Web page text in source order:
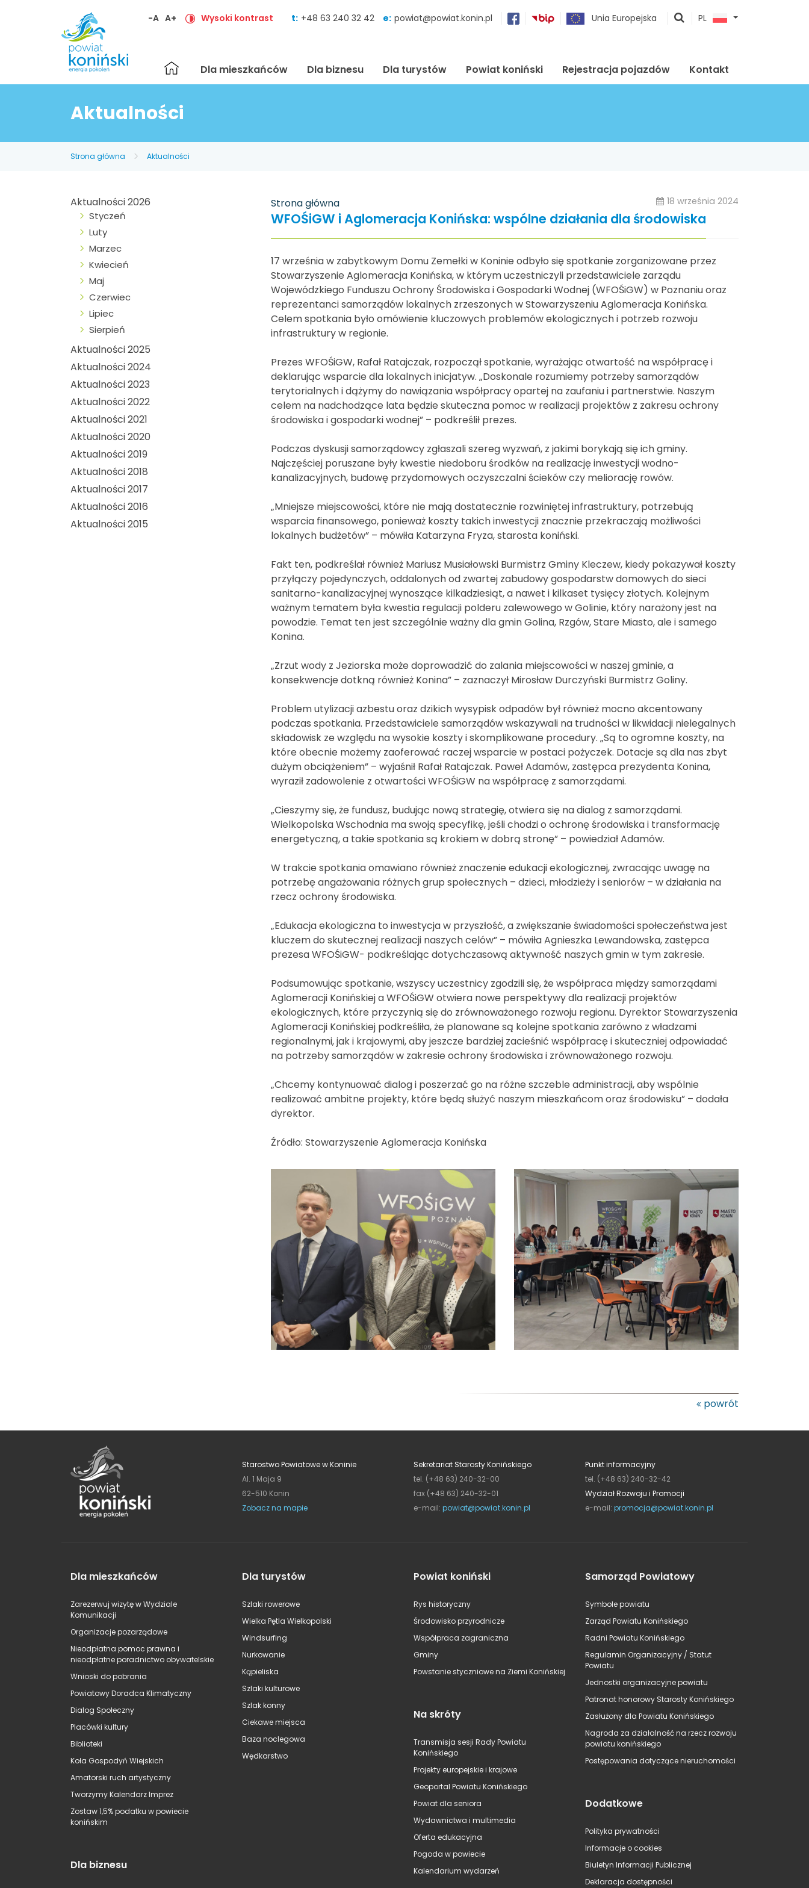
-A A+ Wysoki kontrast t: +48 63 240 32 42 e: powiat@powiat.konin.pl Unia Europejska
pokaż
PL
Strona
główna
Dla mieszkańców Dla biznesu Dla turystów Powiat koniński Rejestracja pojazdów Kontakt
Aktualności
Strona główna Aktualności
Aktualności 2026
Styczeń
Luty
Marzec
Kwiecień
Maj
Czerwiec
Lipiec
Sierpień
Aktualności 2025
Aktualności 2024
Aktualności 2023
Aktualności 2022
Aktualności 2021
Aktualności 2020
Aktualności 2019
Aktualności 2018
Aktualności 2017
Aktualności 2016
Aktualności 2015
Strona główna 18 września 2024
WFOŚiGW i Aglomeracja Konińska: wspólne działania dla środowiska
17 września w zabytkowym Domu Zemełki w Koninie odbyło się spotkanie zorganizowane przez
Stowarzyszenie Aglomeracja Konińska, w którym uczestniczyli przedstawiciele zarządu
Wojewódzkiego Funduszu Ochrony Środowiska i Gospodarki Wodnej (WFOŚiGW) w Poznaniu oraz
reprezentanci samorządów lokalnych zrzeszonych w Stowarzyszeniu Aglomeracja Konińska.
Celem spotkania było omówienie kluczowych problemów ekologicznych i potrzeb rozwoju
infrastruktury w regionie.
Prezes WFOŚiGW, Rafał Ratajczak, rozpoczął spotkanie, wyrażając otwartość na współpracę i
deklarując wsparcie dla lokalnych inicjatyw. „Doskonale rozumiemy potrzeby samorządów
terytorialnych i dążymy do nawiązania współpracy opartej na zaufaniu i partnerstwie. Naszym
celem na nadchodzące lata będzie skuteczna pomoc w realizacji projektów z zakresu ochrony
środowiska i gospodarki wodnej” – podkreślił prezes.
Podczas dyskusji samorządowcy zgłaszali szereg wyzwań, z jakimi borykają się ich gminy.
Najczęściej poruszane były kwestie niedoboru środków na realizację inwestycji wodno-
kanalizacyjnych, budowę przydomowych oczyszczalni ścieków czy meliorację rowów.
„Mniejsze miejscowości, które nie mają dostatecznie rozwiniętej infrastruktury, potrzebują
wsparcia finansowego, ponieważ koszty takich inwestycji znacznie przekraczają możliwości
lokalnych budżetów” – mówiła Katarzyna Fryza, starosta koniński.
Fakt ten, podkreślał również Mariusz Musiałowski Burmistrz Gminy Kleczew, kiedy pokazywał koszty
przyłączy pojedynczych, oddalonych od zwartej zabudowy gospodarstw domowych do sieci
sanitarno-kanalizacyjnej wynoszące kilkadziesiąt, a nawet i kilkaset tysięcy złotych. Kolejnym
ważnym tematem była kwestia regulacji polderu zalewowego w Golinie, który narażony jest na
powodzie. Temat ten jest szczególnie ważny dla gmin Golina, Rzgów, Stare Miasto, ale i samego
Konina.
„Zrzut wody z Jeziorska może doprowadzić do zalania miejscowości w naszej gminie, a
konsekwencje dotkną również Konina” – zaznaczył Mirosław Durczyński Burmistrz Goliny.
Problem utylizacji azbestu oraz dzikich wysypisk odpadów był również mocno akcentowany
podczas spotkania. Przedstawiciele samorządów wskazywali na trudności w likwidacji nielegalnych
składowisk ze względu na wysokie koszty i skomplikowane procedury. „Są to ogromne koszty, na
które obecnie możemy zaoferować raczej wsparcie w postaci pożyczek. Dotacje są dla nas zbyt
dużym obciążeniem” – wyjaśnił Rafał Ratajczak. Paweł Adamów, zastępca prezydenta Konina,
wyraził zadowolenie z otwartości WFOŚiGW na współpracę z samorządami.
„Cieszymy się, że fundusz, budując nową strategię, otwiera się na dialog z samorządami.
Wielkopolska Wschodnia ma swoją specyfikę, jeśli chodzi o ochronę środowiska i transformację
energetyczną, a takie spotkania są krokiem w dobrą stronę” – powiedział Adamów.
W trakcie spotkania omawiano również znaczenie edukacji ekologicznej, zwracając uwagę na
potrzebę angażowania różnych grup społecznych – dzieci, młodzieży i seniorów – w działania na
rzecz ochrony środowiska.
„Edukacja ekologiczna to inwestycja w przyszłość, a zwiększanie świadomości społeczeństwa jest
kluczem do skutecznej realizacji naszych celów” – mówiła Agnieszka Lewandowska, zastępca
prezesa WFOŚiGW- podkreślając dotychczasową aktywność naszych gmin w tym zakresie.
Podsumowując spotkanie, wszyscy uczestnicy zgodzili się, że współpraca między samorządami
Aglomeracji Konińskiej a WFOŚiGW otwiera nowe perspektywy dla realizacji projektów
ekologicznych, które przyczynią się do zrównoważonego rozwoju regionu. Dyrektor Stowarzyszenia
Aglomeracji Konińskiej podkreśliła, że planowane są kolejne spotkania zarówno z władzami
regionalnymi, jak i krajowymi, aby jeszcze bardziej zacieśnić współpracę i skuteczniej odpowiadać
na potrzeby samorządów w zakresie ochrony środowiska i zrównoważonego rozwoju.
„Chcemy kontynuować dialog i poszerzać go na różne szczeble administracji, aby wspólnie
realizować ambitne projekty, które będą służyć naszym mieszkańcom oraz środowisku” – dodała
dyrektor.
Źródło: Stowarzyszenie Aglomeracja Konińska
powrót
Starostwo Powiatowe w Koninie
Al. 1 Maja 9
62-510 Konin
Zobacz na mapie
Sekretariat Starosty Konińskiego
tel. (+48 63) 240-32-00
fax (+48 63) 240-32-01
e-mail: powiat@powiat.konin.pl
Punkt informacyjny
tel. (+48 63) 240-32-42
Wydział Rozwoju i Promocji
e-mail: promocja@powiat.konin.pl
Dla mieszkańców
Zarezerwuj wizytę w Wydziale
Komunikacji
Organizacje pozarządowe
Nieodpłatna pomoc prawna i
nieodpłatne poradnictwo obywatelskie
Wnioski do pobrania
Powiatowy Doradca Klimatyczny
Dialog Społeczny
Placówki kultury
Biblioteki
Koła Gospodyń Wiejskich
Amatorski ruch artystyczny
Tworzymy Kalendarz Imprez
Zostaw 1,5% podatku w powiecie
konińskim
Dla biznesu
Dla turystów
Szlaki rowerowe
Wielka Pętla Wielkopolski
Windsurfing
Nurkowanie
Kąpieliska
Szlaki kulturowe
Szlak konny
Ciekawe miejsca
Baza noclegowa
Wędkarstwo
Powiat koniński
Rys historyczny
Środowisko przyrodnicze
Współpraca zagraniczna
Gminy
Powstanie styczniowe na Ziemi Konińskiej
Na skróty
Transmisja sesji Rady Powiatu
Konińskiego
Projekty europejskie i krajowe
Geoportal Powiatu Konińskiego
Powiat dla seniora
Wydawnictwa i multimedia
Oferta edukacyjna
Pogoda w powiecie
Kalendarium wydarzeń
Samorząd Powiatowy
Symbole powiatu
Zarząd Powiatu Konińskiego
Radni Powiatu Konińskiego
Regulamin Organizacyjny / Statut
Powiatu
Jednostki organizacyjne powiatu
Patronat honorowy Starosty Konińskiego
Zasłużony dla Powiatu Konińskiego
Nagroda za działalność na rzecz rozwoju
powiatu konińskiego
Postępowania dotyczące nieruchomości
Dodatkowe
Polityka prywatności
Informacje o cookies
Biuletyn Informacji Publicznej
Deklaracja dostępności